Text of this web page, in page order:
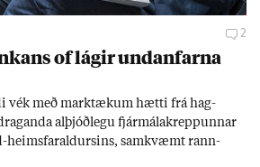
2
of lág­ir und­an­farna
vék með mark­tæk­um hætti frá hag­
al­þjóð­legu fjár­málakrepp­unn­ar
heims­far­ald­urs­ins, sam­kvæmt rann­